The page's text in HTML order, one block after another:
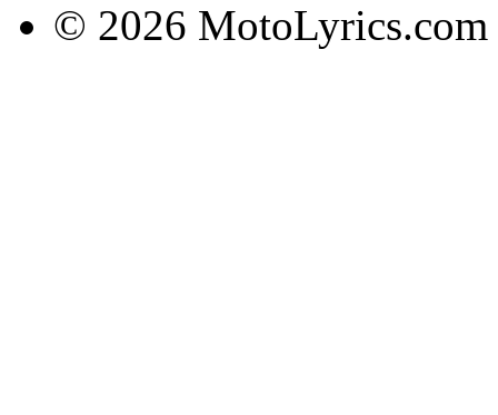
© 2026 MotoLyrics.com